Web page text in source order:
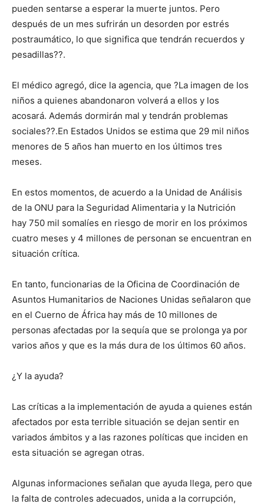
pueden sentarse a esperar la muerte juntos. Pero
después de un mes sufrirán un desorden por estrés
postraumático, lo que significa que tendrán recuerdos y
pesadillas??.
El médico agregó, dice la agencia, que ?La imagen de los
niños a quienes abandonaron volverá a ellos y los
acosará. Además dormirán mal y tendrán problemas
sociales??.En Estados Unidos se estima que 29 mil niños
menores de 5 años han muerto en los últimos tres
meses.
En estos momentos, de acuerdo a la Unidad de Análisis
de la ONU para la Seguridad Alimentaria y la Nutrición
hay 750 mil somalíes en riesgo de morir en los próximos
cuatro meses y 4 millones de personan se encuentran en
situación crítica.
En tanto, funcionarias de la Oficina de Coordinación de
Asuntos Humanitarios de Naciones Unidas señalaron que
en el Cuerno de África hay más de 10 millones de
personas afectadas por la sequía que se prolonga ya por
varios años y que es la más dura de los últimos 60 años.
¿Y la ayuda?
Las críticas a la implementación de ayuda a quienes están
afectados por esta terrible situación se dejan sentir en
variados ámbitos y a las razones políticas que inciden en
esta situación se agregan otras.
Algunas informaciones señalan que ayuda llega, pero que
la falta de controles adecuados, unida a la corrupción,